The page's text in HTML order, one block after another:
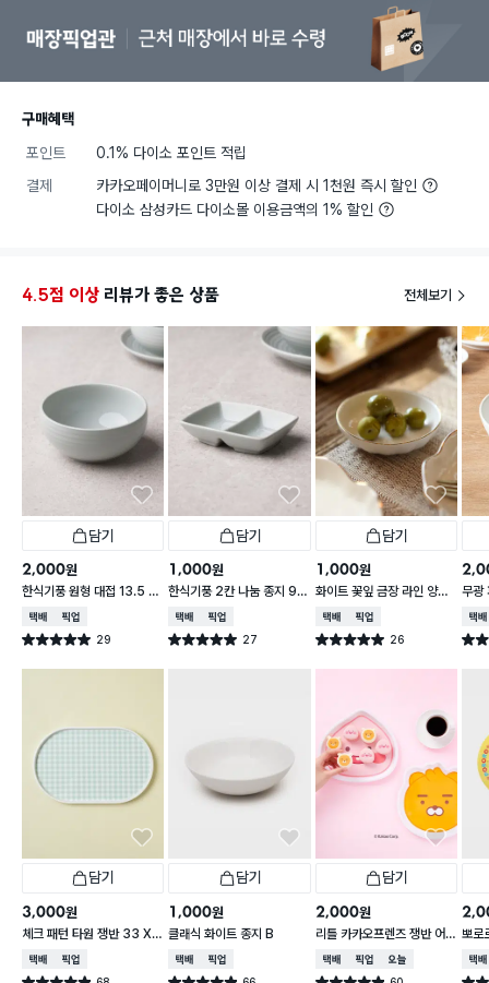
구매혜택
포인트
0.1% 다이소 포인트 적립
결제
카카오페이머니로 3만원 이상 결제 시 1천원 즉시 할인
다이소 삼성카드 다이소몰 이용금액의 1% 할인
4.5점 이상 리뷰가 좋은 상품 전체보기
담기
2,000원
한식기풍 원형 대접 13.5 c
m
택배배송매장픽업
별점 5.0점 29
건 작성
담기
1,000원
한식기풍 2칸 나눔 종지 9 c
m
택배배송매장픽업
별점 5.0점 27
건 작성
담기
1,000원
화이트 꽃잎 금장 라인 양각
종지 10 cm
택배배송매장픽업
별점 5.0점 26
건 작성
무광
접
택배
별점
담기
3,000원
체크 패턴 타원 쟁반 33 X
21 cm
택배배송매장픽업
담기
1,000원
클래식 화이트 종지 B
택배배송매장픽업
담기
2,000원
리틀 카카오프렌즈 쟁반 어
피치 약 24.5X25cm
택배배송매장픽업오늘배송
뽀로
cm
택배